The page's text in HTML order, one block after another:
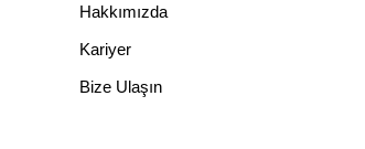
Hakkımızda
Kariyer
Bize Ulaşın